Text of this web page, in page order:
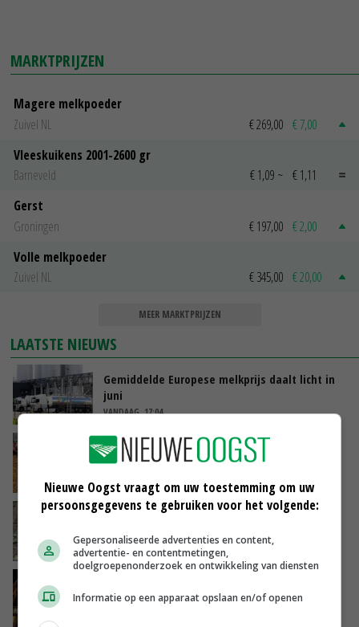
MARKTPRIJZEN
Magere melkpoeder
Zuivel NL
€ 269,00 € 7,00
Vleeskuikens 2001-2600 gr
Barneveld
€ 1,09 ~ € 1,11
Gerst
Groningen
€ 197,00 € 2,00
Volle melkpoeder
Zuivel NL
€ 345,00 € 20,00
MEER MARKTPRIJZEN
LAATSTE NIEUWS
Gemiddelde Europese melkprijs daalt licht in
juni
VANDAAG, 17:04
Frans onderzoekcentrum bestrijkt hele
varkensvleesketen
Emmeloord noteert eerste zaaiuien op
maximaal 20 euro
VANDAAG, 14:59
Apeldoorn zetten de trend
Nieuwe Oogst vraagt om uw toestemming om uw
persoonsgegevens te gebruiken voor het volgende:
Gepersonaliseerde advertenties en content,
advertentie- en contentmetingen,
doelgroepenonderzoek en ontwikkeling van diensten
Informatie op een apparaat opslaan en/of openen